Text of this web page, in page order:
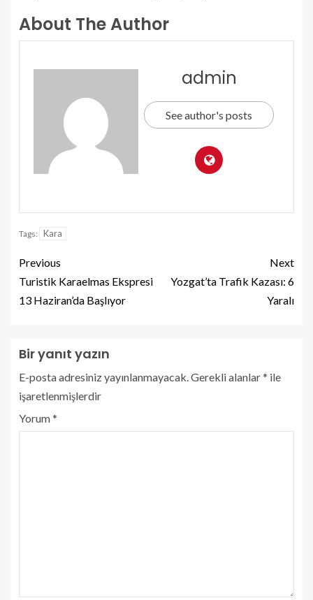
About The Author
admin
See author's posts
Tags: Kara
Previous
Turistik Karaelmas Ekspresi
13 Haziran’da Başlıyor
Next
Yozgat’ta Trafik Kazası: 6
Yaralı
Bir yanıt yazın
E-posta adresiniz yayınlanmayacak.Gerekli alanlar* ile
işaretlenmişlerdir
Yorum*